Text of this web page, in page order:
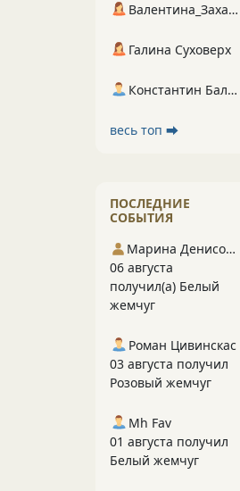
Валентина_Захарова
Галина Суховерх
Константин Балухта
весь топ ⮕
ПОСЛЕДНИЕ
СОБЫТИЯ
Марина Денисова 5
06 августа
получил(а) Белый
жемчуг
Роман Цивинскас
03 августа получил
Розовый жемчуг
Mh Fav
01 августа получил
Белый жемчуг